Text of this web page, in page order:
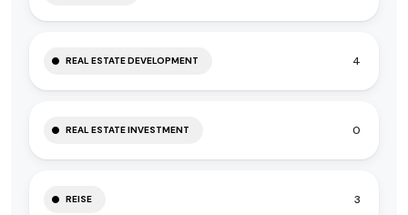
REAL ESTATE DEVELOPMENT 4
REAL ESTATE INVESTMENT 0
REISE 3